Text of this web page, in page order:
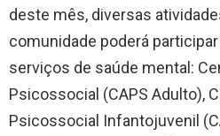
deste mês, diversas
comunidade poderá
serviços de saúde mental:
Psicossocial (CAPS Adulto),
Psicossocial Infantojuvenil